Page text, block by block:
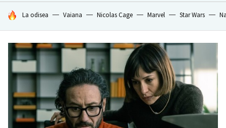
HOY SE HABLA DE
La odisea Vaiana Nicolas Cage Marvel Star Wars